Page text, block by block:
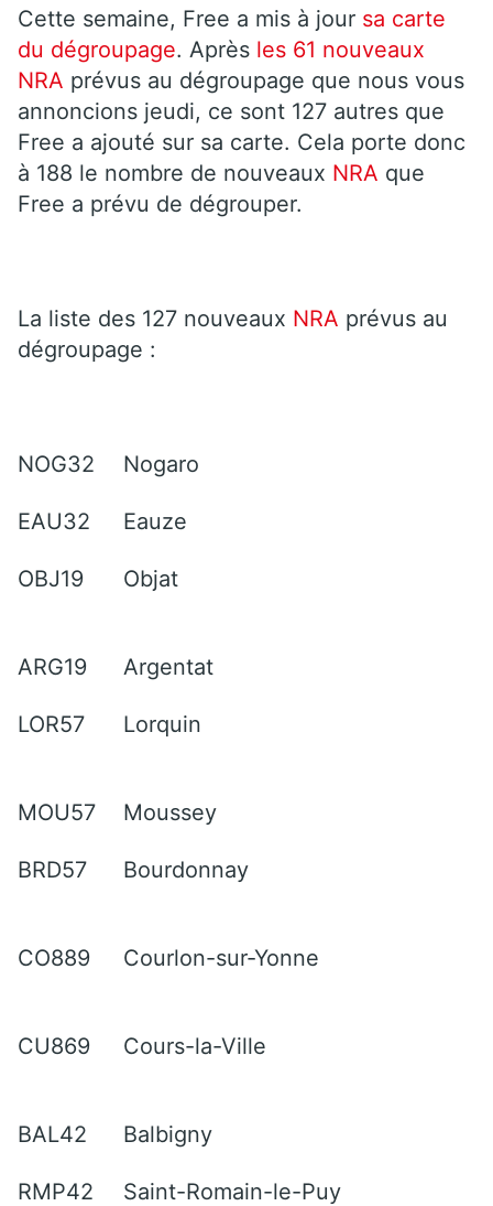
Cette semaine, Free a mis à jour sa carte
du dégroupage. Après les 61 nouveaux
NRA prévus au dégroupage que nous vous
annoncions jeudi, ce sont 127 autres que
Free a ajouté sur sa carte. Cela porte donc
à 188 le nombre de nouveaux NRA que
Free a prévu de dégrouper.
La liste des 127 nouveaux NRA prévus au
dégroupage :
NOG32 Nogaro
EAU32 Eauze
OBJ19 Objat
ARG19 Argentat
LOR57 Lorquin
MOU57 Moussey
BRD57 Bourdonnay
CO889 Courlon-sur-Yonne
CU869 Cours-la-Ville
BAL42 Balbigny
RMP42 Saint-Romain-le-Puy